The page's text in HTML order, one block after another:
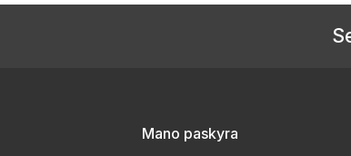
Mano paskyra